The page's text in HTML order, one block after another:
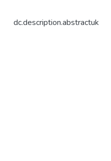
dc.description.abstractuk